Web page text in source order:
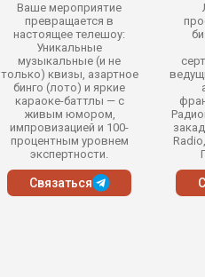
Ваше мероприятие
превращается в
настоящее телешоу:
Уникальные
музыкальные (и не
только) квизы, азартное
бинго (лото) и яркие
караоке-баттлы — с
живым юмором,
импровизацией и 100-
процентным уровнем
экспертности.
Связаться